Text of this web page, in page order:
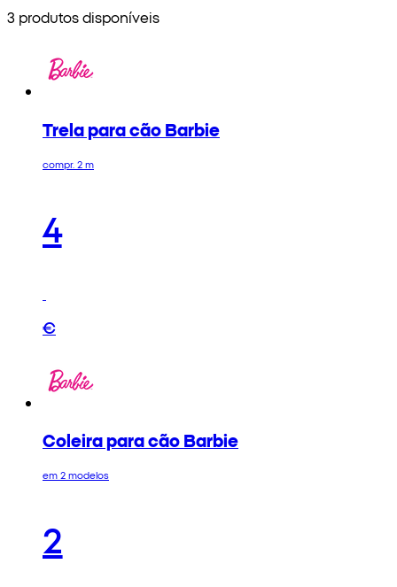
3 produtos disponíveis
Trela para cão Barbie
compr. 2 m
4
€
Coleira para cão Barbie
em 2 modelos
2